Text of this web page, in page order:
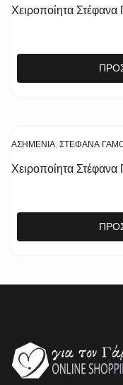
Χειροποίητα
ΑΣΗΜΈΝΙΑ ΣΤΈΦΑΝΑ
Χειροποίητα